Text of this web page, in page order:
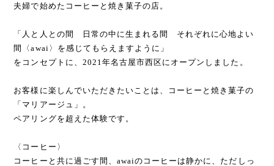
夫婦で始めたコーヒーと焼き菓子の店。
「人と人との間 日常の中に生まれる間 それぞれに心地よい
間〈awai〉を感じてもらえますように」
をコンセプトに、2021年名古屋市西区にオープンしました。
お客様に楽しんでいただきたいことは、コーヒーと焼き菓子の
「マリアージュ」。
ペアリングを超えた体験です。
〈コーヒー〉
コーヒーと共に過ごす間、awaiのコーヒーは静かに、ただしっ